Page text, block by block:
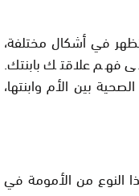
تظهر في أشكال مختلفة،
علاقتك بابنتك.
بين الأم وابنتها،
النوع من الأمومة في